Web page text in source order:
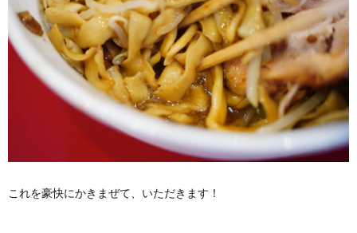
これを豪快にかきまぜて、いただきます！